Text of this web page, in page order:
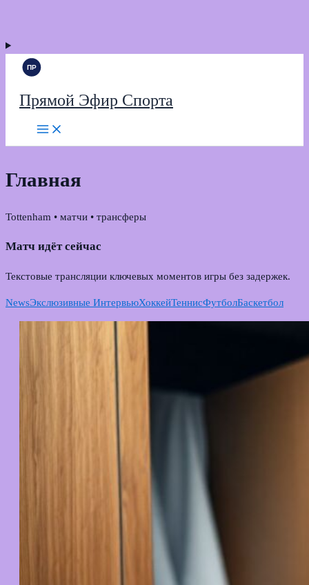
Прямой Эфир Спорта
Главная
Tottenham • матчи • трансферы
Матч идёт сейчас
Текстовые трансляции ключевых моментов игры без задержек.
NewsЭкслюзивные ИнтервьюХоккейТеннисФутболБаскетбол